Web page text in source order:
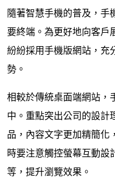
隨著智慧手機的普及，手
要終端。為更好地向客戶
紛紛採用手機版網站，充
勢。
相較於傳統桌面端網站，
中。重點突出公司的設計
品，內容文字更加精簡化
時要注意觸控螢幕互動設
等，提升瀏覽效果。